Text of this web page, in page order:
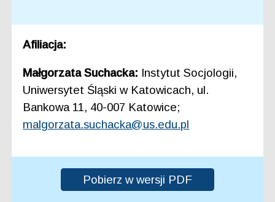
Afiliacja:
Małgorzata Suchacka: Instytut Socjologii,
Uniwersytet Śląski w Katowicach, ul.
Bankowa 11, 40-007 Katowice;
malgorzata.suchacka@us.edu.pl
Pobierz w wersji PDF